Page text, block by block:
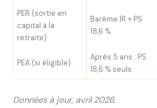
PER (sortie en
capital à la
retraite)
Barème IR + PS
18,6 %
PEA (si éligible)
Après 5 ans : PS
18,6 % seuls
Données à jour, avril 2026.